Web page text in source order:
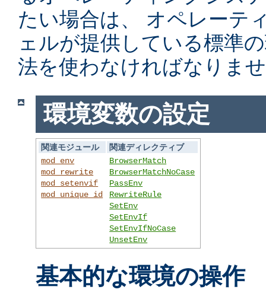
たい場合は、 オペレーテ
ェルが提供している標準
法を使わなければなりま
環境変数の設定
関連モジュール
関連ディレクティブ
mod_env
mod_rewrite
mod_setenvif
mod_unique_id
BrowserMatch
BrowserMatchNoCase
PassEnv
RewriteRule
SetEnv
SetEnvIf
SetEnvIfNoCase
UnsetEnv
基本的な環境の操作